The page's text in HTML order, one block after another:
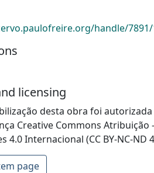
handle/7891/
licensing
desta obra foi
Creative Commons Atribuição
4.0 Internacional (CC BY-NC-ND
page